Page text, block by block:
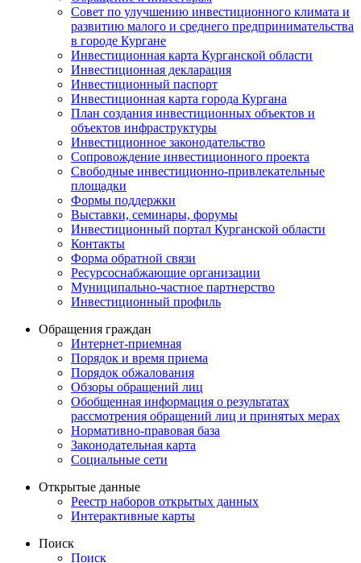
Совет по улучшению инвестиционного климата и
развитию малого и среднего предпринимательства
в городе Кургане
Инвестиционная карта Курганской области
Инвестиционная декларация
Инвестиционный паспорт
Инвестиционная карта города Кургана
План создания инвестиционных объектов и
объектов инфраструктуры
Инвестиционное законодательство
Сопровождение инвестиционного проекта
Свободные инвестиционно-привлекательные
площадки
Формы поддержки
Выставки, семинары, форумы
Инвестиционный портал Курганской области
Контакты
Форма обратной связи
Ресурсоснабжающие организации
Муниципально-частное партнерство
Инвестиционный профиль
Обращения граждан
Интернет-приемная
Порядок и время приема
Порядок обжалования
Обзоры обращений лиц
Обобщенная информация о результатах
рассмотрения обращений лиц и принятых мерах
Нормативно-правовая база
Законодательная карта
Социальные сети
Открытые данные
Реестр наборов открытых данных
Интерактивные карты
Поиск
Поиск